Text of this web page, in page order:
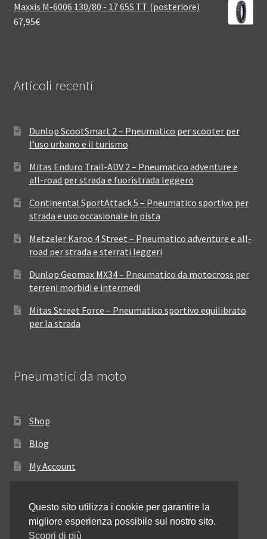
Maxxis M-6006 130/80 - 17 65S TT (posteriore)
67,95€
Articoli recenti
Dunlop ScootSmart 2 – Pneumatico per scooter per
l’uso urbano e il turismo
Mitas Enduro Trail-ADV 2 – Pneumatico adventure e
all-road per strada e fuoristrada leggero
Continental SportAttack 5 – Pneumatico sportivo per
strada e uso occasionale in pista
Metzeler Karoo 4 Street – Pneumatico adventure e all-
road per strada e sterrati leggeri
Dunlop Geomax MX34 – Pneumatico da motocross per
terreni morbidi e intermedi
Mitas Street Force – Pneumatico sportivo equilibrato
per la strada
Pneumatici da moto
Shop
Blog
My Account
Resi e rimborsi
Annullamento dell’ordine
Questo sito utilizza i cookie per garantire la
migliore esperienza possibile sul nostro sito.
Scopri di più